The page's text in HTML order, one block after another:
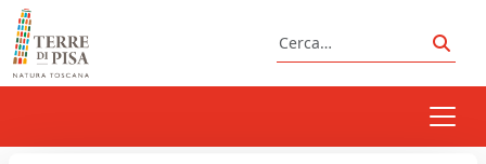
Vai al contenuto
Cerca